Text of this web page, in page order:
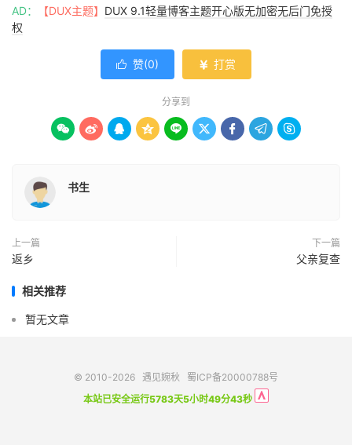
AD： 【DUX主题】 DUX 9.1轻量博客主题开心版无加密无后门免授
权
 赞(0)  打赏
分享到
        
书生
上一篇
返乡
下一篇
父亲复查
相关推荐
暂无文章
© 2010-2026 遇见婉秋
蜀ICP备20000788号
本站已安全运行5783天5小时49分43秒